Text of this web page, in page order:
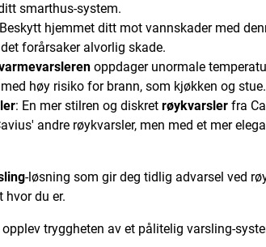
smarthus-system.
hjemmet ditt mot vannskader med
forårsaker alvorlig skade.
oppdager unormale
høy risiko for brann, som kjøkken og stue.
: En mer stilren og diskret røykvarslerfra
andre røykvarsler, men med et mer
-løsning som gir deg tidlig advarsel ved
hvor du er.
tryggheten av et pålitelig varsling-